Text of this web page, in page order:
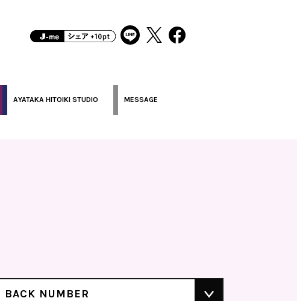
AYATAKA HITOIKI STUDIO MESSAGE
BACK NUMBER